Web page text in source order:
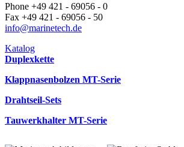
Phone +49 421 - 69056 - 0
Fax +49 421 - 69056 - 50
info@marinetech.de
Katalog
Duplexkette
Klappnasenbolzen MT-Serie
Drahtseil-Sets
Tauwerkhalter MT-Serie